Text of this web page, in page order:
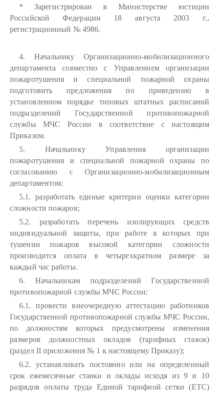
* Зарегистрирован в Министерстве юстиции
Российской Федерации 18 августа 2003 г.,
регистрационный № 4986.
4. Начальнику Организационно-мобилизационного
департамента совместно с Управлением организации
пожаротушения и специальной пожарной охраны
подготовить предложения по приведению в
установленном порядке типовых штатных расписаний
подразделений Государственной противопожарной
службы МЧС России в соответствие с настоящим
Приказом.
5. Начальнику Управления организации
пожаротушения и специальной пожарной охраны по
согласованию с Организационно-мобилизационным
департаментом:
5.1. разработать единые критерии оценки категории
сложности пожаров;
5.2. разработать перечень изолирующих средств
индивидуальной защиты, при работе в которых при
тушении пожаров высокой категории сложности
производится оплата в четырехкратном размере за
каждый час работы.
6. Начальникам подразделений Государственной
противопожарной службы МЧС России:
6.1. провести внеочередную аттестацию работников
Государственной противопожарной службы МЧС России,
по должностям которых предусмотрены изменения
размеров должностных окладов (тарифных ставок)
(раздел II приложения № 1 к настоящему Приказу);
6.2. устанавливать постоянно или на определенный
срок ежемесячные ставки и оклады исходя из 9 и 10
разрядов оплаты труда Единой тарифной сетки (ETC)